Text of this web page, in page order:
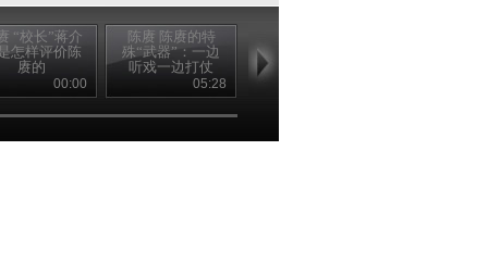
“校长”蒋介
怎样评价陈
赓的
00:00
陈赓 陈赓的特
殊“武器”：一边
听戏一边打仗
05:28
陈赓“弃文从武”